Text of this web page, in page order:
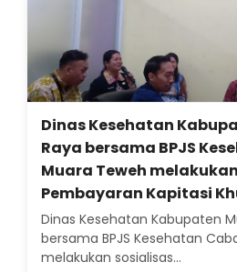
Dinas Kesehatan
Raya bersama BPJS
Muara Teweh
Pembayaran Kapitasi
Dinas Kesehatan Kabupaten
bersama BPJS Kesehatan
melakukan sosialisas...